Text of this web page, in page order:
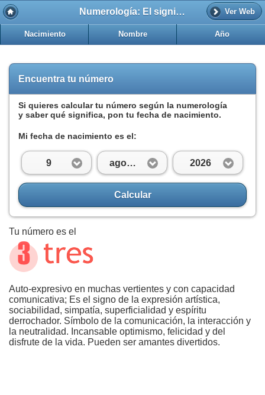
Numerología: El significado del número 3 Ver Web
Nacimiento Nombre Año
Encuentra tu número
Si quieres calcular tu número según la numerología
y saber qué significa, pon tu fecha de nacimiento.
Mi fecha de nacimiento es el:
9 agosto 2026
Calcular
Tu número es el
Auto-expresivo en muchas vertientes y con capacidad
comunicativa; Es el signo de la expresión artística,
sociabilidad, simpatía, superficialidad y espíritu
derrochador. Símbolo de la comunicación, la interacción y
la neutralidad. Incansable optimismo, felicidad y del
disfrute de la vida. Pueden ser amantes divertidos.